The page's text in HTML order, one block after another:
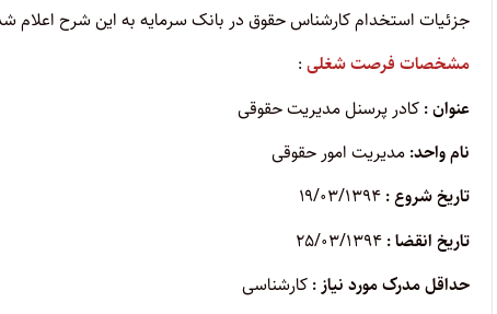
جزئیات استخدام کارشناس حقوق در بانک سرمایه به این شرح اعلام
مشخصات فرصت شغلی:
عنوان : کادر پرسنل مدیریت حقوقی
نام واحد: مدیریت امور حقوقی
تاریخ شروع :
تاریخ انقضا :
حداقل مدرک مورد نیاز : کارشناسی